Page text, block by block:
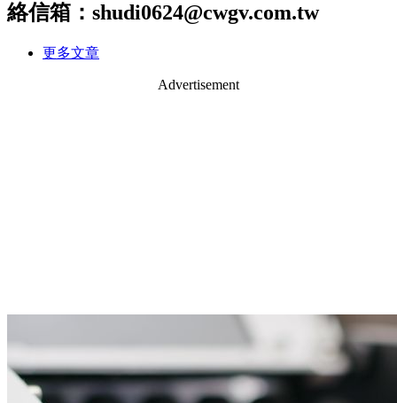
絡信箱：shudi0624@cwgv.com.tw
更多文章
Advertisement